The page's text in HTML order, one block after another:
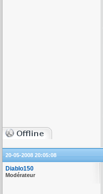
20-05-2008 20:05:08
Diablo150
Modérateur